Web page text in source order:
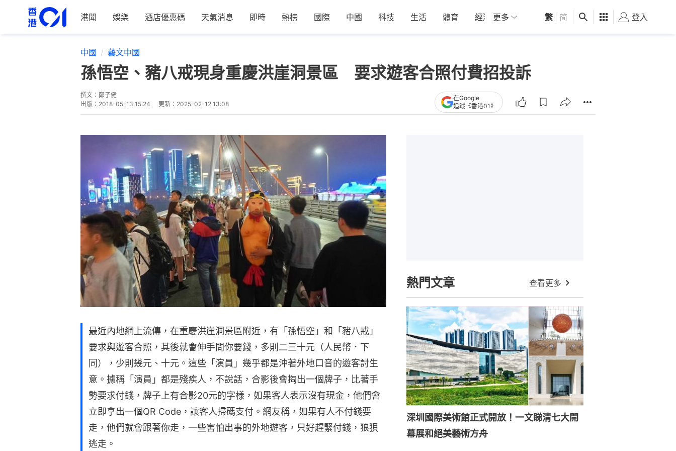
港聞 娛樂 酒店優惠碼 天氣消息 即時 熱榜 國際 中國 科技 生活 體育 經濟 01深圳 觀點 健康 好食玩飛
更多 繁 简 登入
中國 藝文中國
孫悟空、豬八戒現身重慶洪崖洞景區 要求遊客合照付費招投訴
撰文： 鄭子健
出版： 2018-05-13 15:24 更新： 2025-02-12 13:08
在Google
追蹤《香港01》
最近內地網上流傳，在重慶洪崖洞景區附近，有「孫悟空」和「豬八戒」
要求與遊客合照，其後就會伸手問你要錢，多則二三十元（人民幣．下
同），少則幾元、十元。這些「演員」幾乎都是沖著外地口音的遊客討生
意。據稱「演員」都是殘疾人，不說話，合影後會掏出一個牌子，比著手
勢要求付錢，牌子上有合影20元的字樣，如果客人表示沒有現金，他們會
立即拿出一個QR Code，讓客人掃碼支付。網友稱，如果有人不付錢要
走，他們就會跟著你走，一些害怕出事的外地遊客，只好趕緊付錢，狼狽
逃走。
熱門文章 查看更多
深圳國際美術館正式開放！一文睇清七大開
幕展和絕美藝術方舟